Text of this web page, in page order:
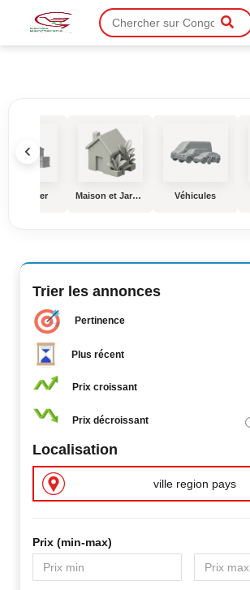
Immobilier Maison et Jardin Véhicules
Trier les annonces
Pertinence
Plus récent
Prix croissant
Prix décroissant
Localisation
ville region pays
Prix ​​(min-max)